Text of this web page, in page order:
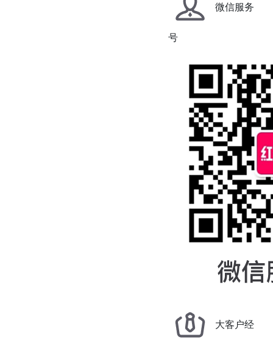
微信服务
号
大客户经